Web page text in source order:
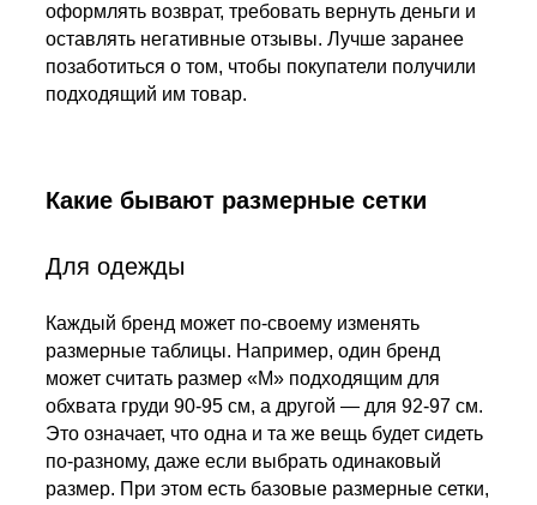
оформлять возврат, требовать вернуть деньги и
оставлять негативные отзывы. Лучше заранее
позаботиться о том, чтобы покупатели получили
подходящий им товар.
Какие бывают размерные сетки
Для одежды
Каждый бренд может по-своему изменять
размерные таблицы. Например, один бренд
может считать размер «M» подходящим для
обхвата груди 90-95 см, а другой — для 92-97 см.
Это означает, что одна и та же вещь будет сидеть
по-разному, даже если выбрать одинаковый
размер. При этом есть базовые размерные сетки,